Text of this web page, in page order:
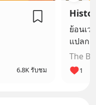
6.8K รับชม
ย้อนเว
แปลก
The
1